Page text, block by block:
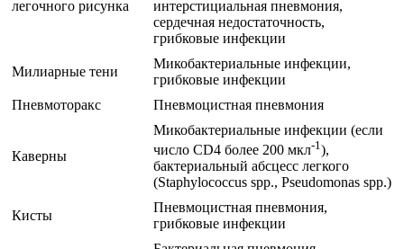
легочного рисунка
интерстициальная пневмония,
сердечная недостаточность,
грибковые инфекции
Милиарные тени
Микобактериальные инфекции,
грибковые инфекции
Пневмоторакс
Пневмоцистная пневмония
Каверны
Микобактериальные инфекции (если
число CD4 более 200 мкл-1 ),
бактериальный абсцесс легкого
(Staphylococcus spp., Pseudomonas spp.)
Кисты
Пневмоцистная пневмония,
грибковые инфекции